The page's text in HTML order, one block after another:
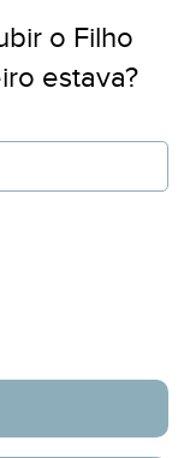
o Filho
estava?
no Twitter
no